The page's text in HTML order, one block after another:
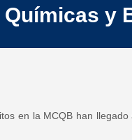
y
en la MCQB han